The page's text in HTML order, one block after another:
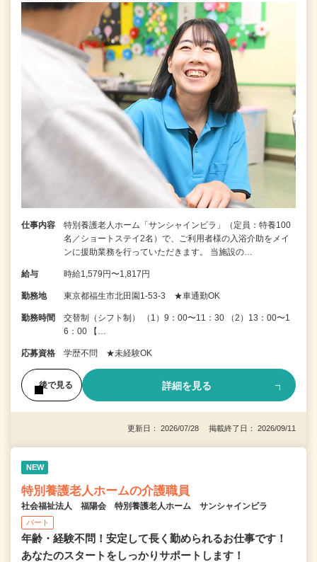
仕事内容
特別養護老人ホーム「サンシャインビラ」（定員：特養100
名／ショートステイ2名）で、ご利用者様の入浴介助をメイ
ンに援助業務を行っていただきます。 当施設の…
給与 時給1,579円〜1,817円
勤務地 東京都福生市北田園1-53-3 ★車通勤OK
勤務時間
交替制（シフト制） （1）9：00〜11：30 （2）13：00〜1
6：00 【…
応募資格 学歴不問 ★未経験OK
後で見る 詳細を見る
更新日： 2026/07/28 掲載終了日： 2026/09/11
NEW
特別養護老人ホームの介護職員
社会福祉法人 福陽会 特別養護老人ホーム サンシャインビラ
パート
年齢・経験不問！安定して長く勤められるお仕事です！
あなたのスタートをしっかりサポートします！